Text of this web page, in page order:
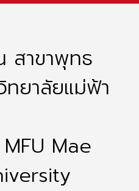
สาขาพุทธ
ยาลัยแม่ฟ้า
Mae